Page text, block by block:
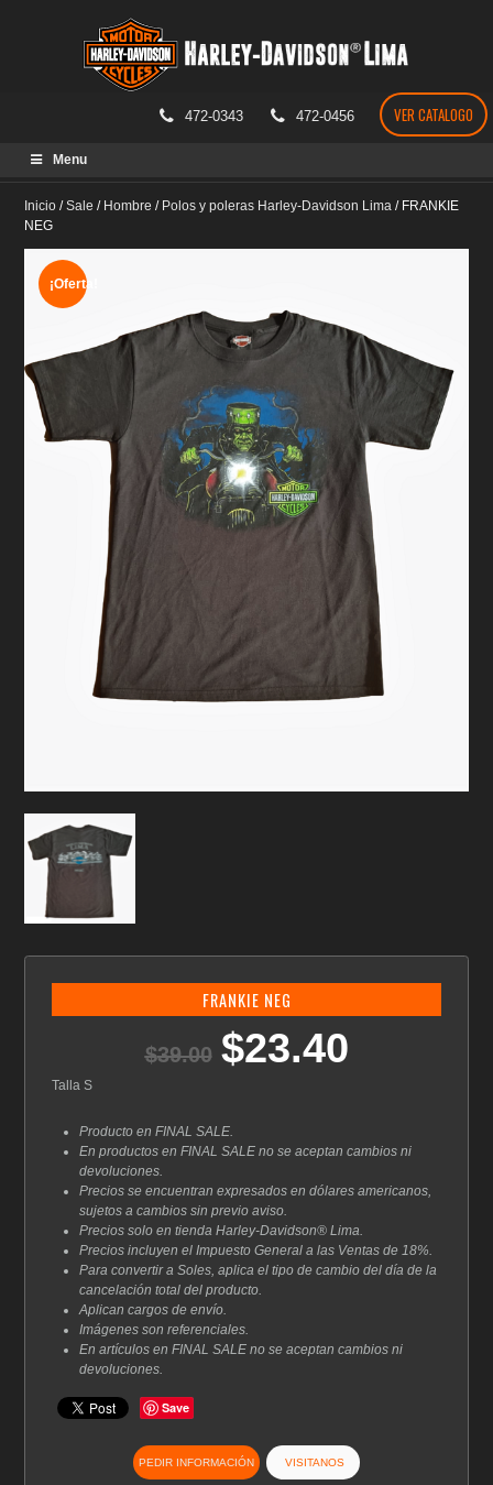
472-0343 472-0456 VER CATALOGO
Menu
Inicio /Sale / Hombre / Polos y poleras Harley-Davidson Lima / FRANKIE
NEG
¡Oferta!
FRANKIE NEG
$39.00 El
precio
$39.00.
$23.40El
Talla S
Producto en FINAL SALE.
En productos en FINAL SALE no se aceptan cambios ni
devoluciones.
Precios se encuentran expresados en dólares americanos,
sujetos a cambios sin previo aviso.
Precios solo en tienda Harley-Davidson® Lima.
Precios incluyen el Impuesto General a las Ventas de 18%.
Para convertir a Soles, aplica el tipo de cambio del día de la
cancelación total del producto.
Aplican cargos de envío.
Imágenes son referenciales.
En artículos en FINAL SALE no se aceptan cambios ni
devoluciones.
Save
PEDIR INFORMACIÓN VISITANOS